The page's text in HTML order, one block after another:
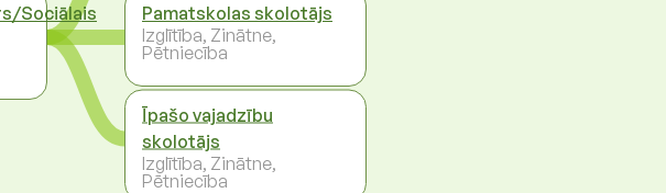
Sociālais
Pamatskolas skolotājs
Izglītība, Zinātne,
Pētniecība
Īpašo vajadzību
skolotājs
Izglītība, Zinātne,
Pētniecība